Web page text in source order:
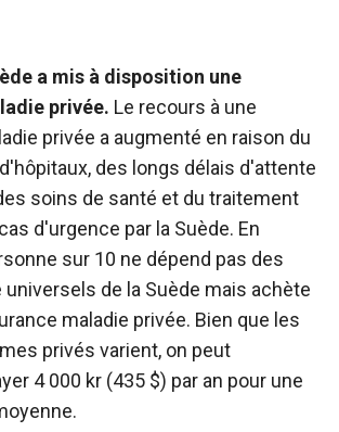
a mis à disposition une
privée. Le recours à une
privée a augmenté en raison du
des longs délais d'attente
soins de santé et du traitement
d'urgence par la Suède. En
sur 10 ne dépend pas des
de la Suède mais achète
maladie privée. Bien que les
privés varient, on peut
4 000 kr (435 $) par an pour une